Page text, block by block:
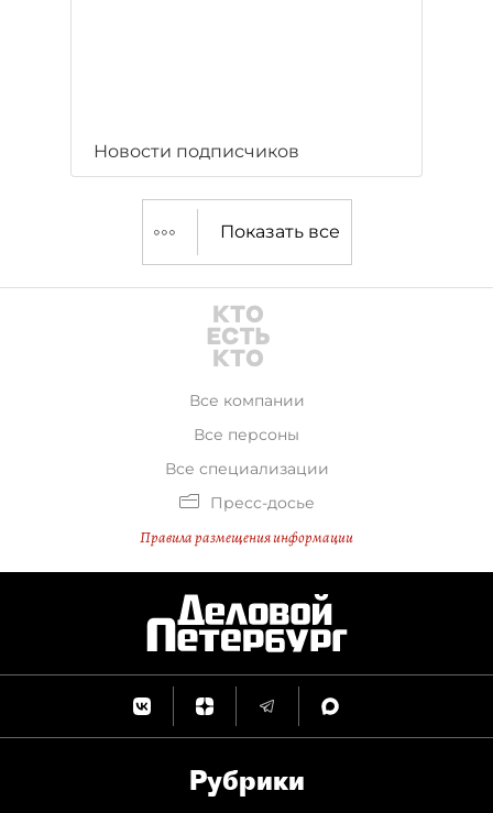
Новости подписчиков
Показать все
Все компании
Все персоны
Все специализации
Пресс-досье
Правила размещения информации
Рубрики